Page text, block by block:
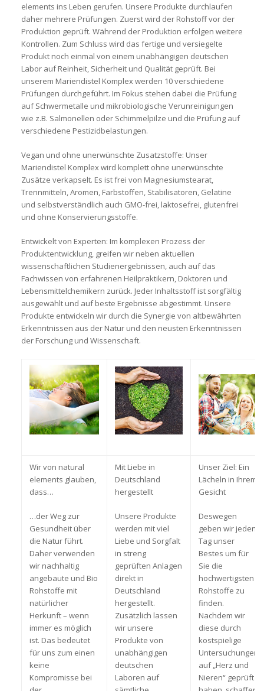
elements ins Leben gerufen. Unsere Produkte durchlaufen
daher mehrere Prüfungen. Zuerst wird der Rohstoff vor der
Produktion geprüft. Während der Produktion erfolgen weitere
Kontrollen. Zum Schluss wird das fertige und versiegelte
Produkt noch einmal von einem unabhängigen deutschen
Labor auf Reinheit, Sicherheit und Qualität geprüft. Bei
unserem Mariendistel Komplex werden 10 verschiedene
Prüfungen durchgeführt. Im Fokus stehen dabei die Prüfung
auf Schwermetalle und mikrobiologische Verunreinigungen
wie z.B. Salmonellen oder Schimmelpilze und die Prüfung auf
verschiedene Pestizidbelastungen.
Vegan und ohne unerwünschte Zusatzstoffe: Unser
Mariendistel Komplex wird komplett ohne unerwünschte
Zusätze verkapselt. Es ist frei von Magnesiumstearat,
Trennmitteln, Aromen, Farbstoffen, Stabilisatoren, Gelatine
und selbstverständlich auch GMO-frei, laktosefrei, glutenfrei
und ohne Konservierungsstoffe.
Entwickelt von Experten: Im komplexen Prozess der
Produktentwicklung, greifen wir neben aktuellen
wissenschaftlichen Studienergebnissen, auch auf das
Fachwissen von erfahrenen Heilpraktikern, Doktoren und
Lebensmittelchemikern zurück. Jeder Inhaltsstoff ist sorgfältig
ausgewählt und auf beste Ergebnisse abgestimmt. Unsere
Produkte entwickeln wir durch die Synergie von altbewährten
Erkenntnissen aus der Natur und den neusten Erkenntnissen
der Forschung und Wissenschaft.
Wir von natural
elements glauben,
dass…
…der Weg zur
Gesundheit über
die Natur führt.
Daher verwenden
wir nachhaltig
angebaute und Bio
Rohstoffe mit
natürlicher
Herkunft – wenn
immer es möglich
ist. Das bedeutet
für uns zum einen
keine
Kompromisse bei
Mit Liebe in
Deutschland
hergestellt
Unsere Produkte
werden mit viel
Liebe und Sorgfalt
in streng
geprüften Anlagen
direkt in
Deutschland
hergestellt.
Zusätzlich lassen
wir unsere
Produkte von
unabhängigen
deutschen
Laboren auf
Unser Ziel: Ein
Lächeln in Ihrem
Gesicht
Deswegen
geben wir jeden
Tag unser
Bestes um für
Sie die
hochwertigsten
Rohstoffe zu
finden.
Nachdem wir
diese durch
kostspielige
Untersuchungen
auf „Herz und
Nieren“ geprüft